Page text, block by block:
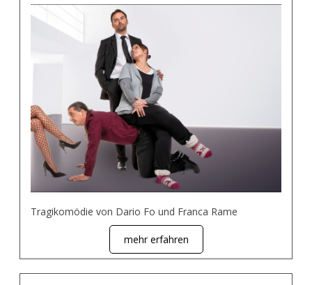
Tragikomödie von Dario Fo und Franca Rame
mehr erfahren